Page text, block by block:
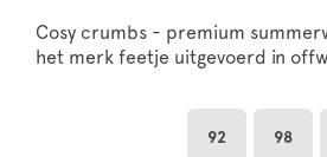
Cosy crumbs - premium
het merk feetje uitgevoerd in
92 98